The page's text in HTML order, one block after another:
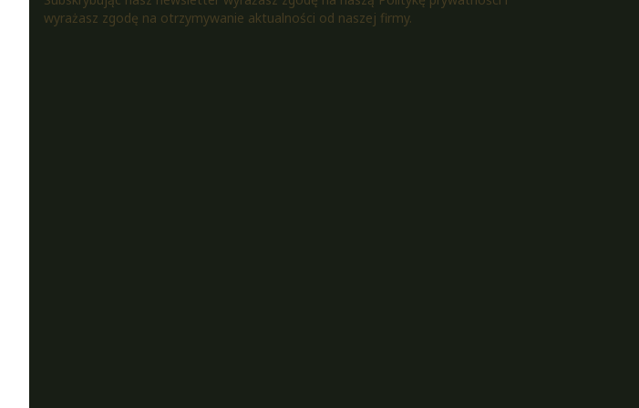
wyrażasz zgodę na otrzymywanie aktualności od naszej firmy.